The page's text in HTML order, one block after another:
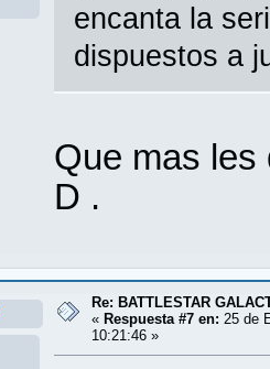
encanta la
dispuestos a
Que mas les
D .
Re: BATTLESTAR
« Respuesta #7 en: 25 de
10:21:46 »